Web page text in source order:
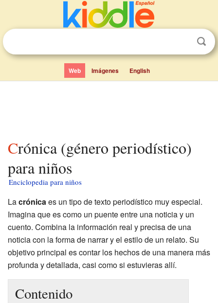
Web Imágenes English
Crónica (género periodístico)
para niños
Enciclopedia para niños
Lacrónicaes un tipo de texto periodístico muy especial.
Imagina que es como un puente entre una noticia y un
cuento. Combina la información real y precisa de una
noticia con la forma de narrar y el estilo de un relato. Su
objetivo principal es contar los hechos de una manera más
profunda y detallada, casi como si estuvieras allí.
Contenido